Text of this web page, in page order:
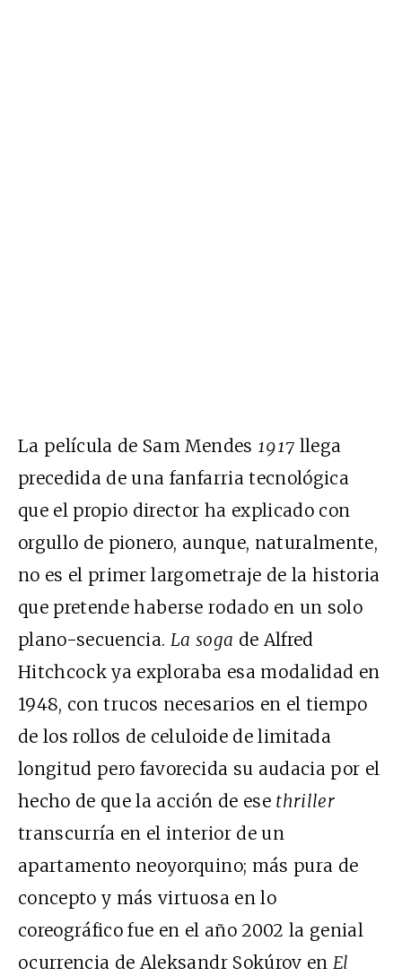
La película de Sam Mendes 1917 llega
precedida de una fanfarria tecnológica
que el propio director ha explicado con
orgullo de pionero, aunque, naturalmente,
no es el primer largometraje de la historia
que pretende haberse rodado en un solo
plano-secuencia. La soga de Alfred
Hitchcock ya exploraba esa modalidad en
1948, con trucos necesarios en el tiempo
de los rollos de celuloide de limitada
longitud pero favorecida su audacia por el
hecho de que la acción de ese thriller
transcurría en el interior de un
apartamento neoyorquino; más pura de
concepto y más virtuosa en lo
coreográfico fue en el año 2002 la genial
ocurrencia de Aleksandr Sokúrov en El